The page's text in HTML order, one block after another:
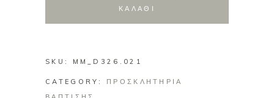
Party
Baby
quantity
ΚΑΛΑΘΙ
SKU: MM_D326.021
CATEGORY: ΠΡΟΣΚΛΗΤΗΡΙΑ